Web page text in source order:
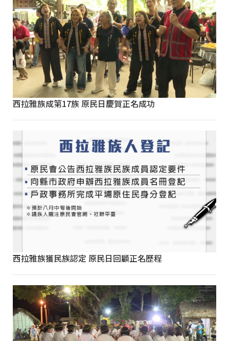
西拉雅族成第17族 原民日慶賀正名成功
西拉雅族獲民族認定 原民日回顧正名歷程